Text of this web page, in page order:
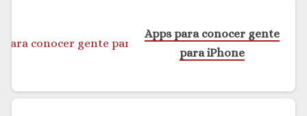
Apps para conocer gente
para iPhone